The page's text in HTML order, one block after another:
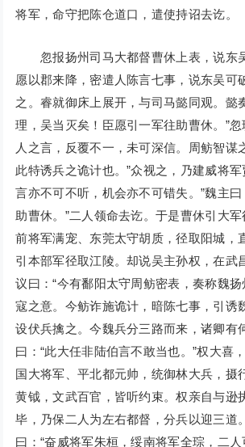
将军，命守把陈仓道口，遣使持诏去讫。
忽报扬州司马大都督曹休上表，说东
愿以郡来降，密遣人陈言七事，说东吴可
之。睿就御床上展开，与司马懿同观。懿
理，吴当灭矣！臣愿引一军往助曹休。”
人之言，反覆不一，未可深信。周鲂智谋
此特诱兵之诡计也。”众视之，乃建威将
言亦不可不听，机会亦不可错失。”魏主
助曹休。”二人领命去讫。于是曹休引大
前将军满宠、东莞太守胡质，径取阳城，
引本部军径取江陵。却说吴主孙权，在武
议曰：“今有鄱阳太守周鲂密表，奏称魏
寇之意。今鲂诈施诡计，暗陈七事，引诱
设伏兵擒之。今魏兵分三路而来，诸卿有
曰：“此大任非陆伯言不敢当也。”权大喜
国大将军、平北都元帅，统御林大兵，摄
黄钺，文武百官，皆听约束。权亲自与逊
毕，乃保二人为左右都督，分兵以迎三道
曰：“奋威将军朱桓，绥南将军全琮，二人